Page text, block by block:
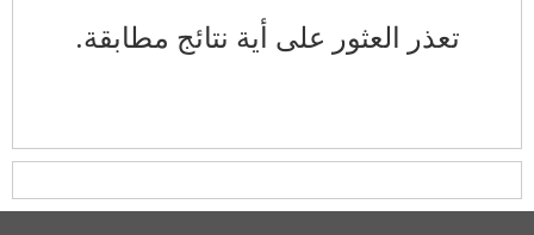
تعذر العثور على أية نتائج مطابقة.